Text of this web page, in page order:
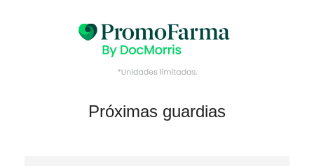
Próximas guardias